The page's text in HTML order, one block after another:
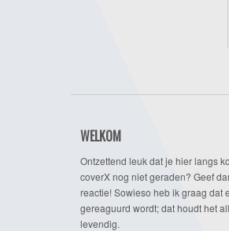
WELKOM
Ontzettend leuk dat je hier langs
coverX nog niet geraden? Geef
reactie! Sowieso heb ik graag dat
gereaguurd wordt; dat houdt het
levendig.